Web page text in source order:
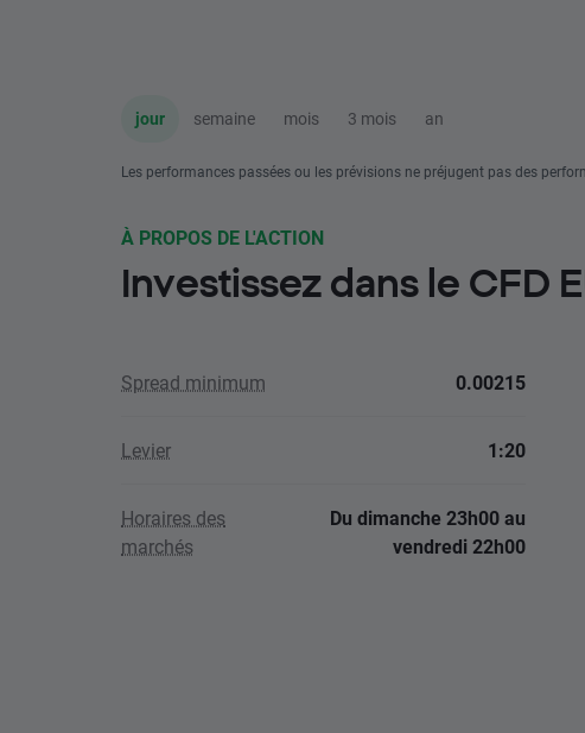
jour semaine mois 3 mois an
Les performances passées ou les prévisions ne préjugent pas des
À PROPOS DE L'ACTION
Investissez dans le CFD
Spread minimum 0.00215
Levier 1:20
Horaires des
marchés
Du dimanche 23h00 au
vendredi 22h00